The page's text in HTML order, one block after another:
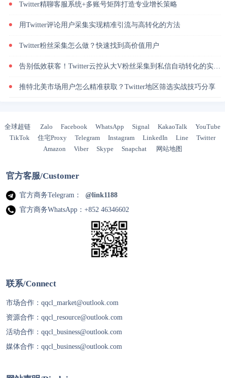
Twitter精聊客服系统+多账号矩阵打造专业增长策略
用Twitter评论用户采集实现精准引流与高转化的方法
Twitter粉丝采集怎么做？快速找到高价值用户
告别低效获客！Twitter云控从大V粉丝采集到私信自动转化的实操闭环
推特北美市场用户怎么精准获取？Twitter地区筛选实战技巧分享
全球超链 Zalo Facebook WhatsApp Signal KakaoTalk
YouTube
TikTok
住宅Proxy Telegram Instagram LinkedIn Line
Twitter
Amazon
Viber Skype Snapchat 网站地图
官方客服/Customer
官方商务Telegram：
@link1188
官方商务WhatsApp：+852 46346602
联系/Connect
市场合作： qqcl_market@outlook.com
资源合作： qqcl_resource@outlook.com
活动合作： qqcl_business@outlook.com
媒体合作： qqcl_business@outlook.com